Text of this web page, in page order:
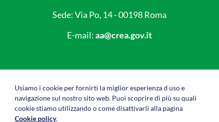
Sede: Via Po, 14 - 00198 Roma
E-mail:aa@crea.gov.it
Privacy policy
Usiamo i cookie per fornirti la miglior esperienza d uso e
navigazione sul nostro sito web. Puoi scoprire di più su quali
cookie stiamo utilizzando o come disattivarli alla pagina
Cookie policy.